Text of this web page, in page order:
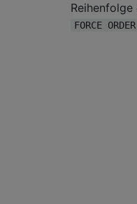
FORCE ORDER